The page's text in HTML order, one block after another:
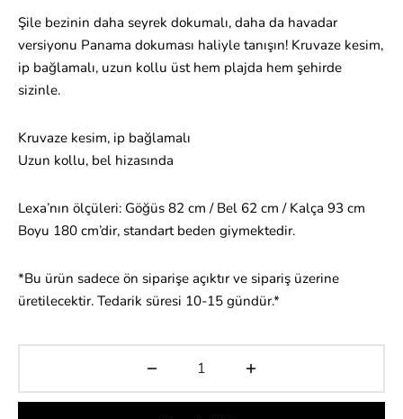
Şile bezinin daha seyrek dokumalı, daha da havadar
versiyonu Panama dokuması haliyle tanışın! Kruvaze kesim,
ip bağlamalı, uzun kollu üst hem plajda hem şehirde
sizinle.
Kruvaze kesim, ip bağlamalı
Uzun kollu, bel hizasında
Lexa’nın ölçüleri: Göğüs 82 cm / Bel 62 cm / Kalça 93 cm
Boyu 180 cm’dir, standart beden giymektedir.
*Bu ürün sadece ön siparişe açıktır ve sipariş üzerine
üretilecektir. Tedarik süresi 10-15 gündür.*